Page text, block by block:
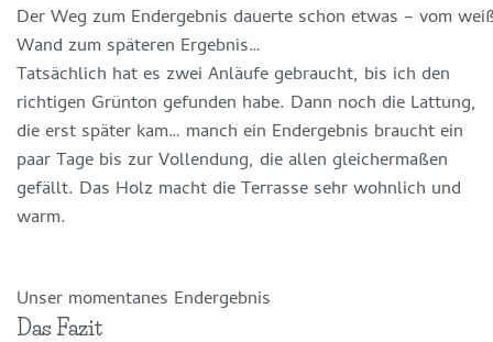
Der Weg zum Endergebnis dauerte schon etwas – vom
Wand zum späteren Ergebnis…
Tatsächlich hat es zwei Anläufe gebraucht, bis ich den
richtigen Grünton gefunden habe. Dann noch die Lattung,
die erst später kam… manch ein Endergebnis braucht ein
paar Tage bis zur Vollendung, die allen gleichermaßen
gefällt. Das Holz macht die Terrasse sehr wohnlich und
warm.
Unser momentanes Endergebnis
Das Fazit